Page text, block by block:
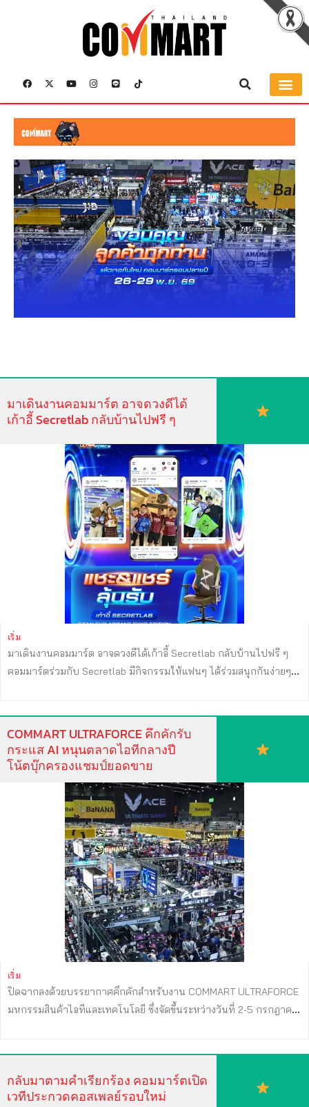
มาเดินงานคอมมาร์ต อาจดวงดีได้
เก้าอี้ Secretlab กลับบ้านไปฟรี ๆ
เริ่ม
มาเดินงานคอมมาร์ต อาจดวงดีได้เก้าอี้ Secretlab กลับบ้านไปฟรี ๆ
คอมมาร์ตร่วมกับ Secretlab มีกิจกรรมให้แฟนๆ ได้ร่วมสนุกกันง่ายๆ
(อย่าลืมตั้งค่าเป็นสาธารณะ) แค่บอกให้โลกรู้ว่าใครๆ ก็มางานคอมมาร์
ต ยกตัวอย่างเช่น – ถ่ายรูปคู่กับป้ายในงานคอมมาร์ตตรงประตูกลาง –
ถ่ายรูปคู่อวดสินค้าราคาเด็ดในงาน – เซลฟี่ตัวเองกับแฟน เพื่อน พริตตี้
หน่อย พร้อมติด #SecretlabTH #CommartUltraForce ลุ้นรับเก้าอี้
Secretlab TITAN Evo ARCANE EKKO Edition เก้าอี้เกมมิ่งเพื่อสุขภาพ
Ergonomic Gaming Chair มูลค่า 26,900 บาท ประกาศผลวันที่ 17
ก.ค. 69 ที่หน้าเพจคอมมาร์ต ผู้โชคดีสามารถติดต่อรับของรางวัล ผ่าน
ช่องทาง Inbox CommartThailand ได้ตั้งแต่วันนี้ – 31 ก.ค. 69
#SecretlabTH #Secretlab #CommartUltraForce #Commart
#CommartThailand #Commart2026 #คอมมาร์ต ...
COMMART ULTRAFORCE คึกคักรับ
กระแส AI หนุนตลาดไอทีกลางปี
โน้ตบุ๊กครองแชมป์ยอดขาย
เริ่ม
ปิดฉากลงด้วยบรรยากาศคึกคักสำหรับงาน COMMART ULTRAFORCE
มหกรรมสินค้าไอทีและเทคโนโลยี ซึ่งจัดขึ้นระหว่างวันที่ 2-5 กรกฎาคม
ฮาร์ดแวร์ประสิทธิภาพสูง นายพรชัย จันทรศุภแสง ผู้อำนวยการฝ่ายสื่อ
ไอซีทีและการจัดงาน บริษัท เออาร์ไอพี จำกัด (มหาชน) กล่าวถึงภาพ
กลับมาตามคำเรียกร้อง คอมมาร์ตเปิด
เวทีประกวดคอสเพลย์รอบใหม่